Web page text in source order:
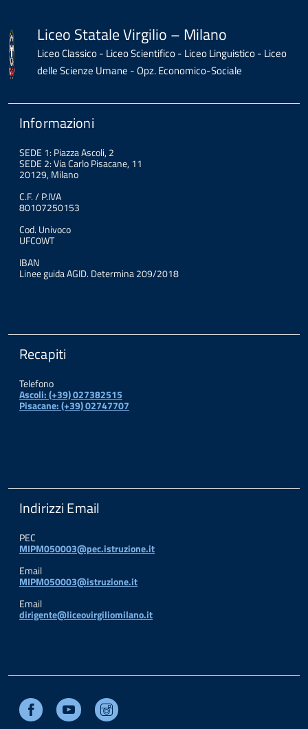
Liceo Statale Virgilio – Milano
Liceo Classico - Liceo Scientifico - Liceo Linguistico - Liceo
delle Scienze Umane - Opz. Economico-Sociale
Informazioni
SEDE 1: Piazza Ascoli, 2
SEDE 2: Via Carlo Pisacane, 11
20129, Milano
C.F. / P.IVA
80107250153
Cod. Univoco
UFC0WT
IBAN
Linee guida AGID. Determina 209/2018
Recapiti
Telefono
Ascoli: (+39) 027382515
Pisacane: (+39) 02747707
Indirizzi Email
PEC
MIPM050003@pec.istruzione.it
Email
MIPM050003@istruzione.it
Email
dirigente@liceovirgiliomilano.it
Facebook Youtube